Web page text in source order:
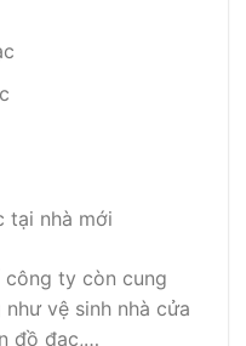
tại nhà mới
công ty còn cung
vệ sinh nhà cửa
đồ đạc,…